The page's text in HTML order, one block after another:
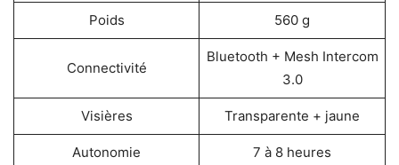
Poids 560 g
Connectivité
Bluetooth + Mesh Intercom
3.0
Visières Transparente + jaune
Autonomie 7 à 8 heures